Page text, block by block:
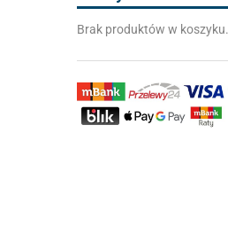
Brak produktów w koszyku.